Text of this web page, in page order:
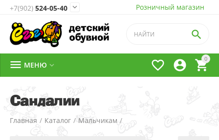
Розничный магазин
+7(902) 524-05-40 
0




 МЕНЮ 
Сандалии
Главная / Каталог / Мальчикам /